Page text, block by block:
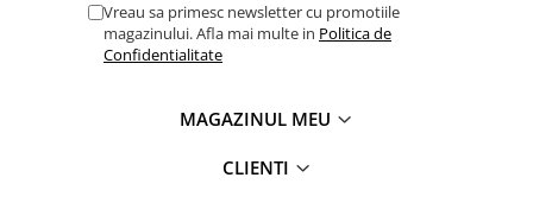
Vreau sa primesc newsletter cu promotiile
magazinului. Afla mai multe in Politica de
Confidentialitate
MAGAZINUL MEU
CLIENTI